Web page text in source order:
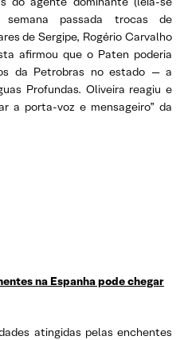
semana passada trocas de
de Sergipe, Rogério Carvalho
afirmou que o Paten poderia
da Petrobras no estado — a
Profundas. Oliveira reagiu e
a porta-voz e mensageiro” da
na Espanha pode chegar
atingidas pelas enchentes